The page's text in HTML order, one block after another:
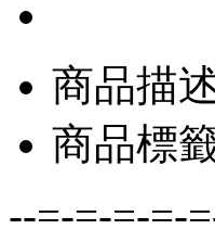
商品描
商品標
--=-=-=-=-